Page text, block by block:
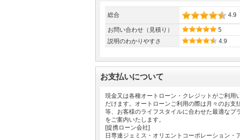
総合 4.9
お問い合わせ（見積り）
5
説明のわかりやすさ
4.9
お支払いについて
現金又は各種オートローン・クレジットがご利用
だけます。オートローンご利用の際は月々のお支
等、お客様のライフスタイルに合わせた最適なプ
をご案内いたします。
[提携ローン会社]
日専連ジェミス・オリエントコーポレーション・